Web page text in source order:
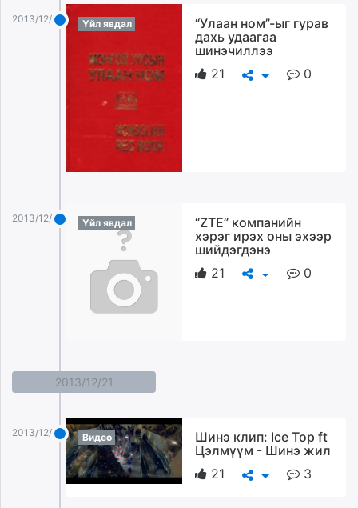
2013/12/27 Үйл явдал
“Улаан ном”-ыг гурав
дахь удаагаа
шинэчиллээ
21
0
2013/12/27 Үйл явдал
“ZTE” компанийн
хэрэг ирэх оны эхээр
шийдэгдэнэ
21
0
2013/12/21
2013/12/21 Видео
Шинэ клип: Ice Top ft
Цэлмүүм - Шинэ жил
21
3